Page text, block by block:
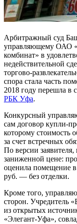
Арбитражный суд
управляющему ОАО
комбинат» в
недействительной
торгово-
спора стала часть
2018 году перешла
РБК Уфа.
Конкурсный
сам договор купли-
которому стоимость
за счет встречных
По версии
заниженной цене:
оценила помещение
руб. — без отделки.
Кроме того,
сторон. Учредитель
из открытых
«Элегант-Уфа»,